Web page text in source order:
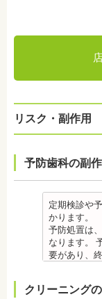
リスク・副作用
予防歯科の副
定期検診や
かります。
予防処置は
なります。
要があり、
日本歯科大
クリーニング